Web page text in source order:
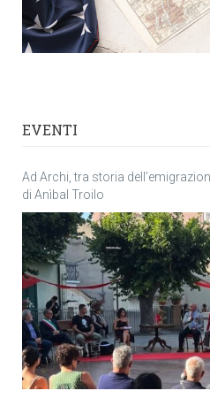
EVENTI
Ad Archi, tra storia
di Anìbal Troilo